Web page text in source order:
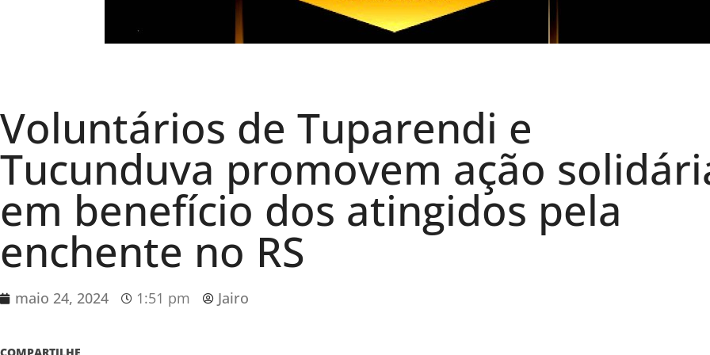
Voluntários de Tuparendi e
Tucunduva promovem ação
em benefício dos atingidos pela
enchente no RS
maio 24, 2024 1:51 pm Jairo